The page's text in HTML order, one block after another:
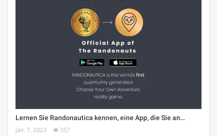
Lernen Sie Randonautica kennen, eine App, die Sie an…
Jan. 7, 2023 357